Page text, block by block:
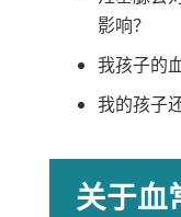
影响？
我孩子的
我的孩子
关于血